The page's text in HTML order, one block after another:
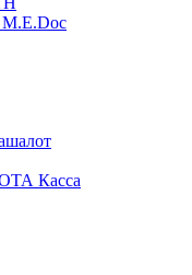
M.E.Doc
Касса